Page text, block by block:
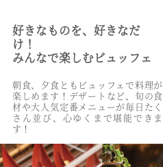
好きなものを、好きなだ
け！
みんなで楽しむビュッフェ
朝食、夕食ともビュッフェで料理が
楽しめます！デザートなど、旬の食
材や大人気定番メニューが毎日たく
さん並び、心ゆくまで堪能できま
す！